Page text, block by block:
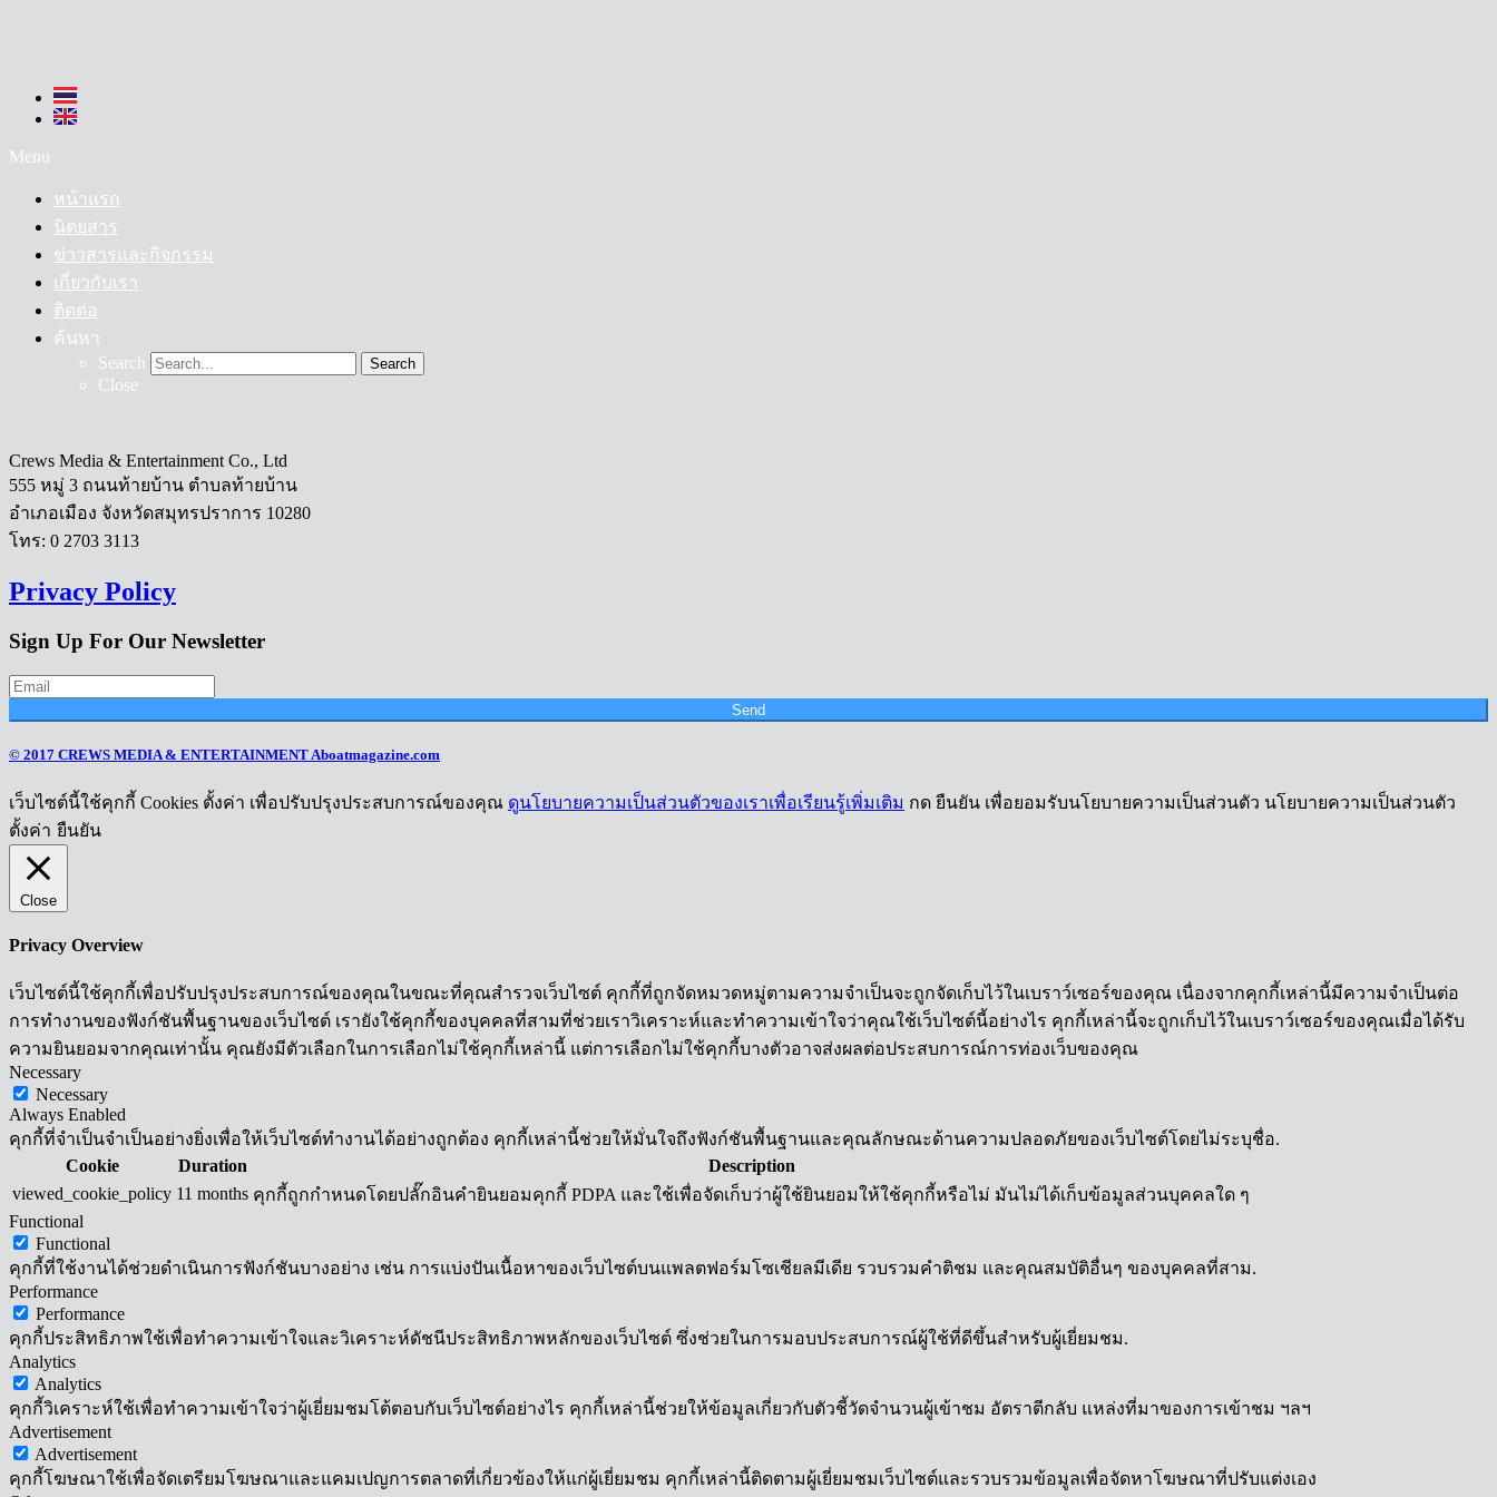
Menu
หน้าแรก
นิตยสาร
ข่าวสารและกิจกรรม
เกี่ยวกับเรา
ติดต่อ
ค้นหา
Search
Search
Close
Crews Media & Entertainment Co., Ltd
555 หมู่ 3 ถนนท้ายบ้าน ตำบลท้ายบ้าน
อำเภอเมือง จังหวัดสมุทรปราการ 10280
โทร: 0 2703 3113
Privacy Policy
Sign Up For Our Newsletter
Send
© 2017 CREWS MEDIA & ENTERTAINMENT Aboatmagazine.com
เว็บไซต์นี้ใช้คุกกี้ Cookies ตั้งค่า เพื่อปรับปรุงประสบการณ์ของคุณ ดูนโยบายความเป็นส่วนตัวของเราเพื่อเรียนรู้เพิ่มเติม กด ยืนยัน เพื่อยอมรับนโยบายความเป็นส่วนตัว นโยบายความเป็นส่วนตัว
ตั้งค่า ยืนยัน
Close
Privacy Overview
เว็บไซต์นี้ใช้คุกกี้เพื่อปรับปรุงประสบการณ์ของคุณในขณะที่คุณสำรวจเว็บไซต์ คุกกี้ที่ถูกจัดหมวดหมู่ตามความจำเป็นจะถูกจัดเก็บไว้ในเบราว์เซอร์ของคุณ เนื่องจากคุกกี้เหล่านี้มีความจำเป็นต่อ
การทำงานของฟังก์ชันพื้นฐานของเว็บไซต์ เรายังใช้คุกกี้ของบุคคลที่สามที่ช่วยเราวิเคราะห์และทำความเข้าใจว่าคุณใช้เว็บไซต์นี้อย่างไร คุกกี้เหล่านี้จะถูกเก็บไว้ในเบราว์เซอร์ของคุณเมื่อได้รับ
ความยินยอมจากคุณเท่านั้น คุณยังมีตัวเลือกในการเลือกไม่ใช้คุกกี้เหล่านี้ แต่การเลือกไม่ใช้คุกกี้บางตัวอาจส่งผลต่อประสบการณ์การท่องเว็บของคุณ
Necessary
Necessary
Always Enabled
คุกกี้ที่จำเป็นจำเป็นอย่างยิ่งเพื่อให้เว็บไซต์ทำงานได้อย่างถูกต้อง คุกกี้เหล่านี้ช่วยให้มั่นใจถึงฟังก์ชันพื้นฐานและคุณลักษณะด้านความปลอดภัยของเว็บไซต์โดยไม่ระบุชื่อ.
Cookie
Duration
Description
viewed_cookie_policy 11 months คุกกี้ถูกกำหนดโดยปลั๊กอินคำยินยอมคุกกี้ PDPA และใช้เพื่อจัดเก็บว่าผู้ใช้ยินยอมให้ใช้คุกกี้หรือไม่ มันไม่ได้เก็บข้อมูลส่วนบุคคลใด ๆ
Functional
Functional
คุกกี้ที่ใช้งานได้ช่วยดำเนินการฟังก์ชันบางอย่าง เช่น การแบ่งปันเนื้อหาของเว็บไซต์บนแพลตฟอร์มโซเชียลมีเดีย รวบรวมคำติชม และคุณสมบัติอื่นๆ ของบุคคลที่สาม.
Performance
Performance
คุกกี้ประสิทธิภาพใช้เพื่อทำความเข้าใจและวิเคราะห์ดัชนีประสิทธิภาพหลักของเว็บไซต์ ซึ่งช่วยในการมอบประสบการณ์ผู้ใช้ที่ดีขึ้นสำหรับผู้เยี่ยมชม.
Analytics
Analytics
คุกกี้วิเคราะห์ใช้เพื่อทำความเข้าใจว่าผู้เยี่ยมชมโต้ตอบกับเว็บไซต์อย่างไร คุกกี้เหล่านี้ช่วยให้ข้อมูลเกี่ยวกับตัวชี้วัดจำนวนผู้เข้าชม อัตราตีกลับ แหล่งที่มาของการเข้าชม ฯลฯ
Advertisement
Advertisement
คุกกี้โฆษณาใช้เพื่อจัดเตรียมโฆษณาและแคมเปญการตลาดที่เกี่ยวข้องให้แก่ผู้เยี่ยมชม คุกกี้เหล่านี้ติดตามผู้เยี่ยมชมเว็บไซต์และรวบรวมข้อมูลเพื่อจัดหาโฆษณาที่ปรับแต่งเอง